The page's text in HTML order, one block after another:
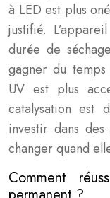
à LED est plus
justifié.
durée de
gagner du
UV est plus
catalysation est
investir dans
changer quand
Comment